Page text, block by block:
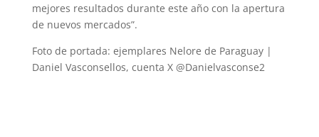
mejores resultados durante este año con la apertura
de nuevos mercados”.
Foto de portada: ejemplares Nelore de Paraguay |
Daniel Vasconsellos, cuenta X @Danielvasconse2